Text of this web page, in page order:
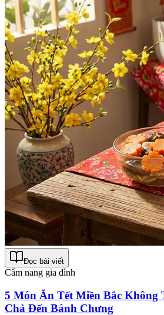
Đọc bài viết
Cẩm nang gia đình
5 Món Ăn Tết Miền Bắc Không
Chả Đến Bánh Chưng